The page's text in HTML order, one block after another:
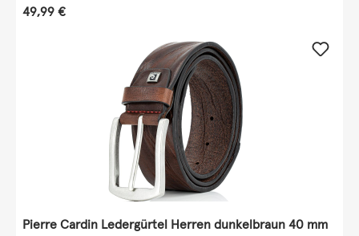
Regulärer Preis:
49,99 €
Pierre Cardin Ledergürtel Herren dunkelbraun 40 mm